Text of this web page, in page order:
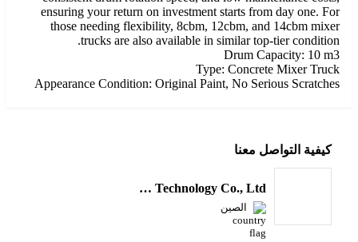
ensuring your return on investment starts from day one. For
those needing flexibility, 8cbm, 12cbm, and 14cbm mixer
trucks are also available in similar top-tier condition.
Drum Capacity: 10 m3
Type: Concrete Mixer Truck
Appearance Condition: Original Paint, No Serious Scratches
كيفية التواصل معنا
Hunan imachine Technology Co., Ltd.
الصين